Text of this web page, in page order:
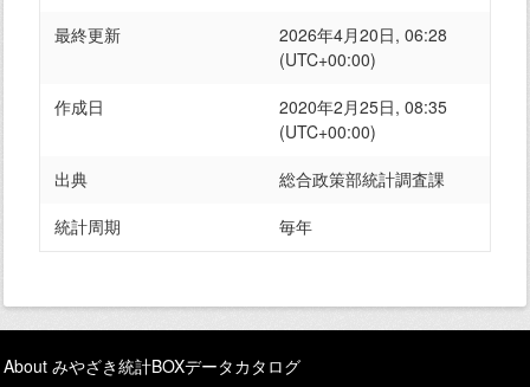
最終更新
2026年4月20日, 06:28
(UTC+00:00)
作成日
2020年2月25日, 08:35
(UTC+00:00)
出典
総合政策部統計調査課
統計周期
毎年
About みやざき統計BOXデータカタログ